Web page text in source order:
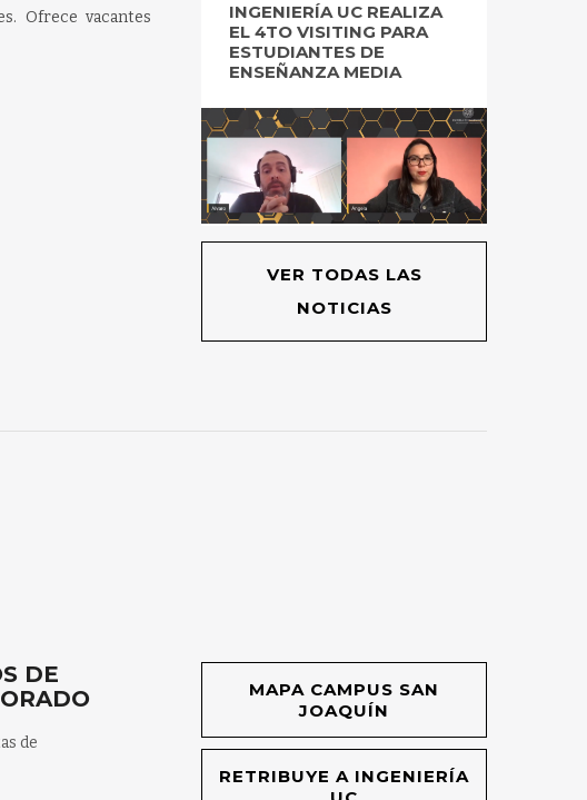
Ofrece vacantes
INGENIERÍA UC REALIZA
EL 4TO VISITING PARA
ESTUDIANTES DE
ENSEÑANZA MEDIA
VER TODAS LAS
NOTICIAS
DE
de
MAPA CAMPUS SAN
JOAQUÍN
RETRIBUYE A INGENIERÍA